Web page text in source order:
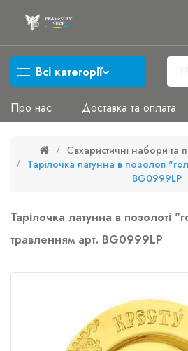
Всі категорії
Про нас Доставка та оплата
Євхаристичні набори та
Тарілочка латунна в позолоті
BG0999LP
Тарілочка латунна в позолоті
травленням арт. BG0999LP